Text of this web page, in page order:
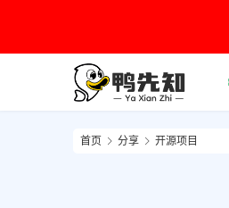
首页 分享 开源项目